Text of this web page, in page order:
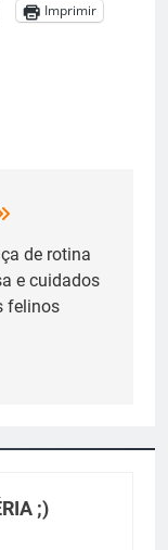
Imprimir
de rotina
e cuidados
felinos
;)